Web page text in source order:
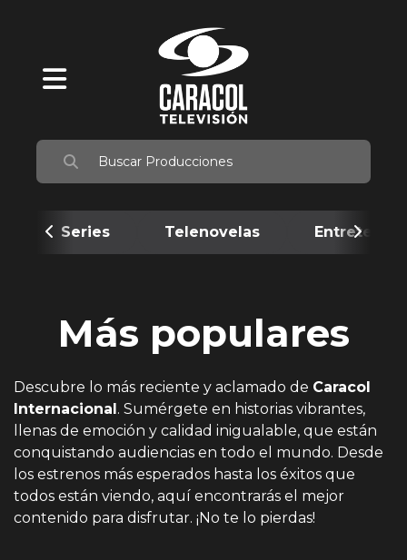
Series Telenovelas
Más populares
Descubre lo más reciente y aclamado de Caracol
Internacional. Sumérgete en historias vibrantes,
llenas de emoción y calidad inigualable, que están
conquistando audiencias en todo el mundo. Desde
los estrenos más esperados hasta los éxitos que
todos están viendo, aquí encontrarás el mejor
contenido para disfrutar. ¡No te lo pierdas!